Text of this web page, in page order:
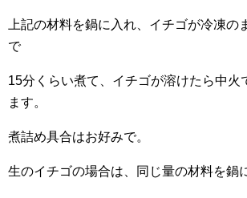
上記の材料を鍋に入れ、イチゴが冷凍の
で
15分くらい煮て、イチゴが溶けたら中火
ます。
煮詰め具合はお好みで。
生のイチゴの場合は、同じ量の材料を鍋